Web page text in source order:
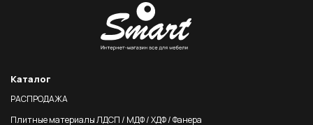
Каталог
РАСПРОДАЖА
Плитные материалы ЛДСП / МДФ / ХДФ / Фанера